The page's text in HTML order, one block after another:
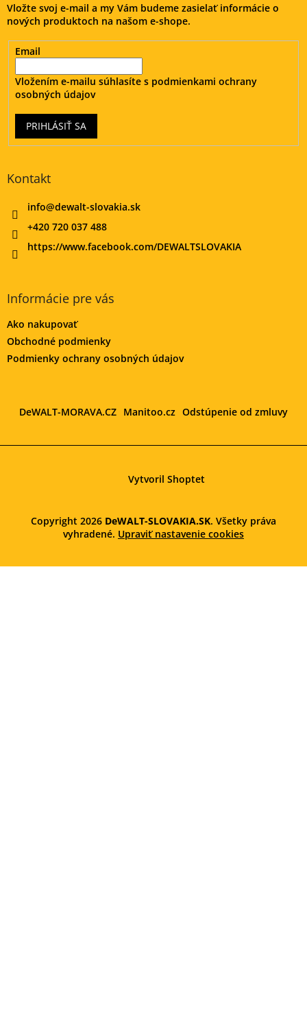
Vložte svoj e-mail a my Vám budeme zasielať informácie o
nových produktoch na našom e-shope.
Email
Vložením e-mailu súhlasíte s podmienkami ochrany
osobných údajov
PRIHLÁSIŤ SA
Kontakt
info@dewalt-slovakia.sk
+420 720 037 488
https://www.facebook.com/DEWALTSLOVAKIA
Informácie pre vás
Ako nakupovať
Obchodné podmienky
Podmienky ochrany osobných údajov
DeWALT-MORAVA.CZ Manitoo.cz Odstúpenie od zmluvy
Vytvoril Shoptet
Copyright 2026 DeWALT-SLOVAKIA.SK. Všetky práva
vyhradené. Upraviť nastavenie cookies